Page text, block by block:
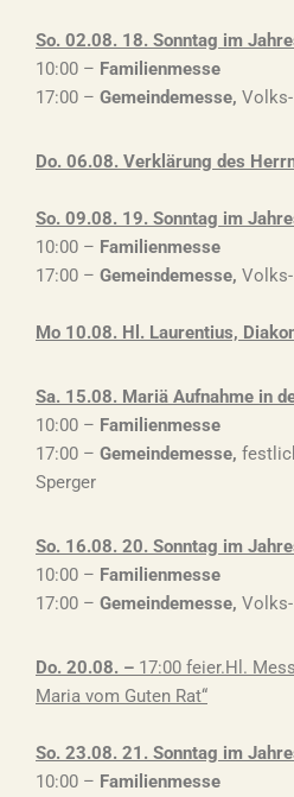
So. 02.08. 18. Sonntag im
10:00 – Familienmesse
17:00 – Gemeindemesse,
Do. 06.08. Verklärung des
So. 09.08. 19. Sonntag im
10:00 – Familienmesse
17:00 – Gemeindemesse,
Mo 10.08. Hl. Laurentius,
Sa. 15.08. Mariä Aufnahme in
10:00 – Familienmesse
17:00 – Gemeindemesse,
Sperger
So. 16.08. 20. Sonntag im
10:00 – Familienmesse
17:00 – Gemeindemesse,
Do. 20.08. – 17:00 feier.Hl.
Maria vom Guten Rat“
So. 23.08. 21. Sonntag im
10:00 – Familienmesse